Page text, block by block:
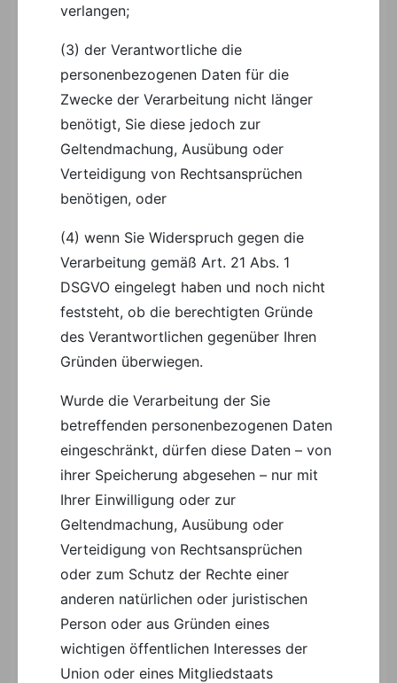
verlangen;
(3) der Verantwortliche die
personenbezogenen Daten für die
Zwecke der Verarbeitung nicht länger
benötigt, Sie diese jedoch zur
Geltendmachung, Ausübung oder
Verteidigung von Rechtsansprüchen
benötigen, oder
(4) wenn Sie Widerspruch gegen die
Verarbeitung gemäß Art. 21 Abs. 1
DSGVO eingelegt haben und noch nicht
feststeht, ob die berechtigten Gründe
des Verantwortlichen gegenüber Ihren
Gründen überwiegen.
Wurde die Verarbeitung der Sie
betreffenden personenbezogenen Daten
eingeschränkt, dürfen diese Daten – von
ihrer Speicherung abgesehen – nur mit
Ihrer Einwilligung oder zur
Geltendmachung, Ausübung oder
Verteidigung von Rechtsansprüchen
oder zum Schutz der Rechte einer
anderen natürlichen oder juristischen
Person oder aus Gründen eines
wichtigen öffentlichen Interesses der
Union oder eines Mitgliedstaats